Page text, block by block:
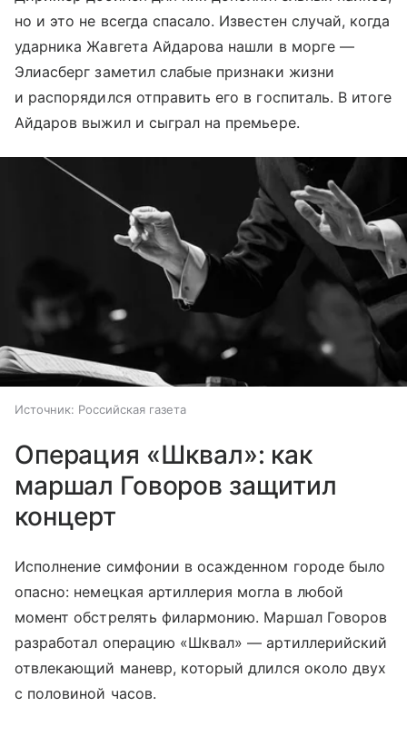
но и это не всегда спасало. Известен случай, когда
ударника Жавгета Айдарова нашли в морге —
Элиасберг заметил слабые признаки жизни
и распорядился отправить его в госпиталь. В итоге
Айдаров выжил и сыграл на премьере.
Источник: Российская газета
Операция «Шквал»: как
маршал Говоров защитил
концерт
Исполнение симфонии в осажденном городе было
опасно: немецкая артиллерия могла в любой
момент обстрелять филармонию. Маршал Говоров
разработал операцию «Шквал» — артиллерийский
отвлекающий маневр, который длился около двух
с половиной часов.